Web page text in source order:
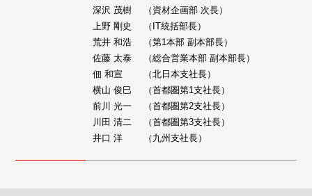
深沢 茂樹 （資材企画部 次長）
上野 剛史 （IT統括部長）
荒井 和浩 （第1本部 副本部長）
佐藤 太泰 （総合営業本部 副本部長）
佃 和宣 （北日本支社長）
横山 俊巳 （首都圏第1支社長）
前川 光一 （首都圏第2支社長）
川田 清二 （首都圏第3支社長）
井口 洋 （九州支社長）